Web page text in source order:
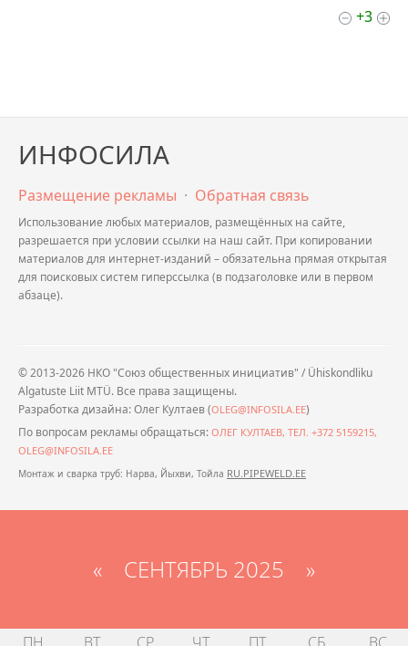
+3
ИНФОСИЛА
Размещение рекламы · Обратная связь
Использование любых материалов, размещённых на сайте,
разрешается при условии ссылки на наш сайт. При копировании
материалов для интернет-изданий – обязательна прямая открытая
для поисковых систем гиперссылка (в подзаголовке или в первом
абзаце).
© 2013-2026 НКО "Союз общественных инициатив" / Ühiskondliku
Algatuste Liit MTÜ. Все права защищены.
Разработка дизайна: Олег Култаев (OLEG@INFOSILA.EE)
По вопросам рекламы обращаться: ОЛЕГ КУЛТАЕВ, ТЕЛ. +372 5159215,
OLEG@INFOSILA.EE
Монтаж и сварка труб: Нарва, Йыхви, Тойла RU.PIPEWELD.EE
« СЕНТЯБРЬ 2025 »